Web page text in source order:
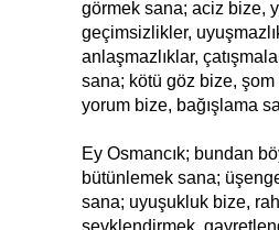
görmek sana; aciz bize,
geçimsizlikler,
anlaşmazlıklar,
sana; kötü göz bize, şom
yorum bize, bağışlama
Ey Osmancık; bundan
bütünlemek sana;
sana; uyuşukluk bize,
şevklendirmek,